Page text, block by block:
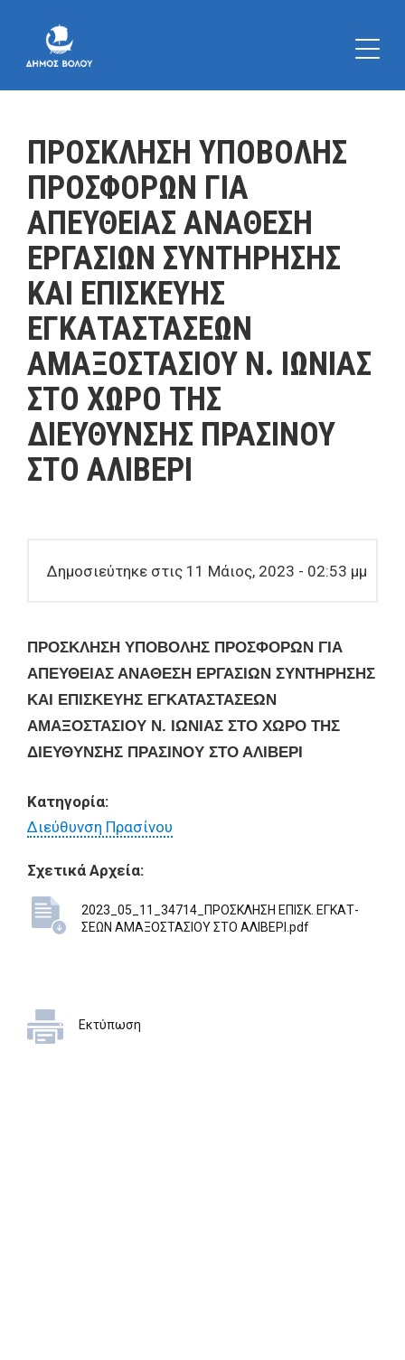
ΠΡΟΣΚΛΗΣΗ ΥΠΟΒΟΛΗΣ
ΠΡΟΣΦΟΡΩΝ ΓΙΑ
ΑΠΕΥΘΕΙΑΣ ΑΝΑΘΕΣΗ
ΕΡΓΑΣΙΩΝ ΣΥΝΤΗΡΗΣΗΣ
ΚΑΙ ΕΠΙΣΚΕΥΗΣ
ΕΓΚΑΤΑΣΤΑΣΕΩΝ
ΑΜΑΞΟΣΤΑΣΙΟΥ Ν. ΙΩΝΙΑΣ
ΣΤΟ ΧΩΡΟ ΤΗΣ
ΔΙΕΥΘΥΝΣΗΣ ΠΡΑΣΙΝΟΥ
ΣΤΟ ΑΛΙΒΕΡΙ
Δημοσιεύτηκε στις 11 Μάιος, 2023 - 02:53 μμ
ΠΡΟΣΚΛΗΣΗ ΥΠΟΒΟΛΗΣ ΠΡΟΣΦΟΡΩΝ ΓΙΑ
ΑΠΕΥΘΕΙΑΣ ΑΝΑΘΕΣΗ ΕΡΓΑΣΙΩΝ ΣΥΝΤΗΡΗΣΗΣ
ΚΑΙ ΕΠΙΣΚΕΥΗΣ ΕΓΚΑΤΑΣΤΑΣΕΩΝ
ΑΜΑΞΟΣΤΑΣΙΟΥ Ν. ΙΩΝΙΑΣ ΣΤΟ ΧΩΡΟ ΤΗΣ
ΔΙΕΥΘΥΝΣΗΣ ΠΡΑΣΙΝΟΥ ΣΤΟ ΑΛΙΒΕΡΙ
Κατηγορία:
Διεύθυνση Πρασίνου
Σχετικά Αρχεία:
2023_05_11_34714_ΠΡΟΣΚΛΗΣΗ ΕΠΙΣΚ. ΕΓΚΑΤ-
ΣΕΩΝ ΑΜΑΞΟΣΤΑΣΙΟΥ ΣΤΟ ΑΛΙΒΕΡΙ.pdf
Εκτύπωση